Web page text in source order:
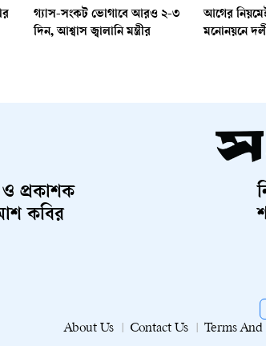
গ্যাস-সংকট ভোগাবে আরও ২-৩
দিন, আশ্বাস জ্বালানি মন্ত্রীর
আগের নিয়মেই
মনোনয়নে
প্রকাশক
কবির
About Us Contact Us Terms